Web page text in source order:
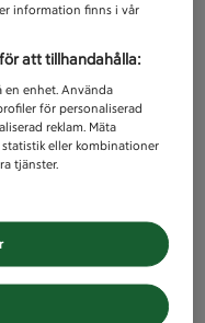
information finns i vår
att tillhandahålla:
enhet. Använda
för personaliserad
reklam. Mäta
eller kombinationer
tjänster.